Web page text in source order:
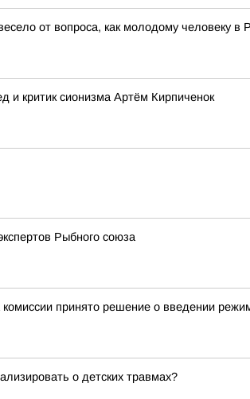
от вопроса, как молодому человеку в
и критик сионизма Артём Кирпиченок
Рыбного союза
принято решение о введении
о детских травмах?